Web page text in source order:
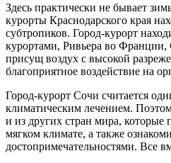
Здесь практически не бывает
курорты Краснодарского края
субтропиков. Город-курорт
курортами, Ривьера во
присущ воздух с высокой
благоприятное воздействие на
Город-курорт Сочи считается
климатическим лечением.
и из других стран мира, которые
мягком климате, а также
достопримечательностями. Все